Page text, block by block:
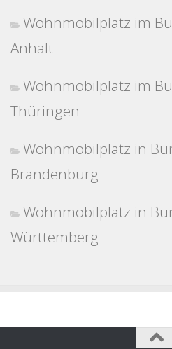
Wohnmobilplatz im
Anhalt
Wohnmobilplatz im
Thüringen
Wohnmobilplatz in
Brandenburg
Wohnmobilplatz in
Württemberg